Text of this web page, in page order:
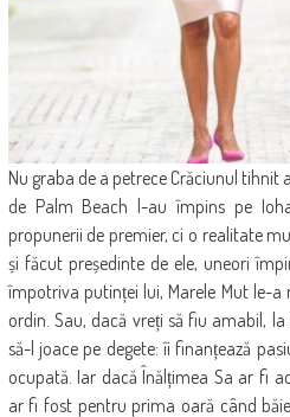
Nu graba de a petrece Crăciunul tihnit
de Palm Beach l-au împins pe
propunerii de premier, ci o realitate
și făcut președinte de ele, uneori
împotriva putinței lui, Marele Mut le-a
ordin. Sau, dacă vreți să fiu amabil,
să-l joace pe degete: îi finanțează
ocupată. Iar dacă Înălțimea Sa ar fi
ar fi fost pentru prima oară când